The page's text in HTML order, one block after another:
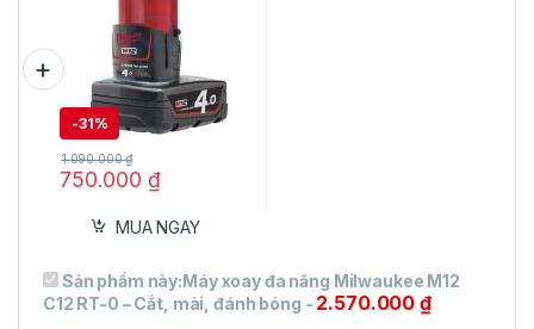
-31%
750.000 ₫
1.090.000₫
MUA NGAY
Sản phẩm này:Máy xoay đa năng Milwaukee M12
C12 RT-0 – Cắt, mài, đánh bóng - 2.570.000₫